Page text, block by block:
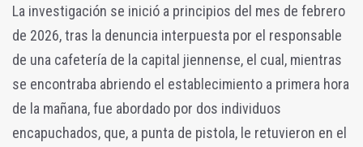
La investigación se inició a principios del mes de febrero
de 2026, tras la denuncia interpuesta por el responsable
de una cafetería de la capital jiennense, el cual, mientras
se encontraba abriendo el establecimiento a primera hora
de la mañana, fue abordado por dos individuos
encapuchados, que, a punta de pistola, le retuvieron en el